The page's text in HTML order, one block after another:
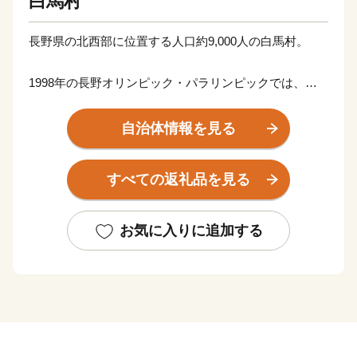
長野県の北西部に位置する人口約9,000人の白馬村。
1998年の長野オリンピック・パラリンピックでは、ス
ィック複合の開催地となり、世界に"Hakuba"の名前が知
られました。
また、上村愛子さんや渡部暁斗選手など、これまでの多
くのオリンピック選手を輩出しています。
近年は、国内最大級のスキー場とパウダースノーを目的
に海外からの観光客が増加しており、国内外からの移住
自治体情報を見る
すべての返礼品を見る
お気に入りに追加する